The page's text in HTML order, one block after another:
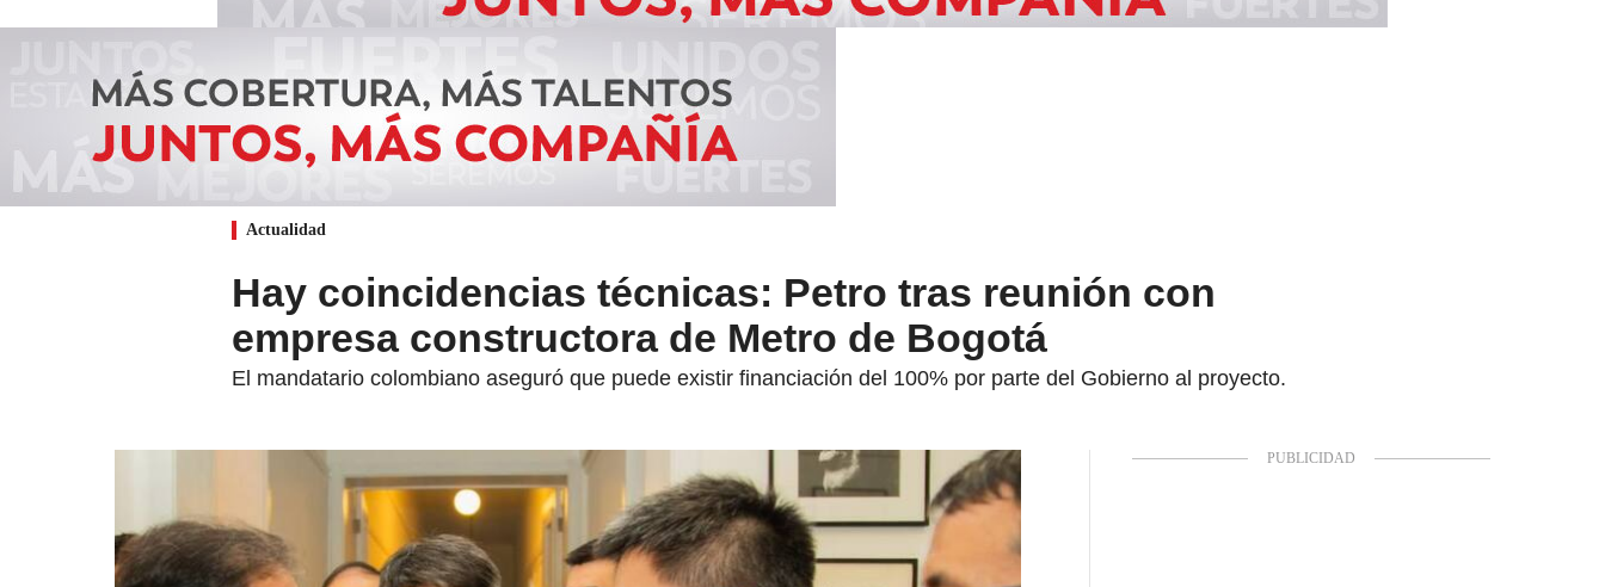
Actualidad
Hay coincidencias técnicas: Petro tras reunión con
empresa constructora de Metro de Bogotá
El mandatario colombiano aseguró que puede existir financiación del 100% por parte del Gobierno al proyecto.